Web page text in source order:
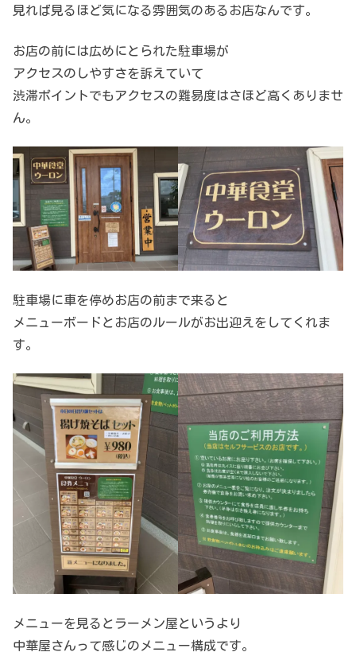
見れば見るほど気になる雰囲気のあるお店なんです。
お店の前には広めにとられた駐車場が
アクセスのしやすさを訴えていて
渋滞ポイントでもアクセスの難易度はさほど高くありませ
ん。
駐車場に車を停めお店の前まで来ると
メニューボードとお店のルールがお出迎えをしてくれま
す。
メニューを見るとラーメン屋というより
中華屋さんって感じのメニュー構成です。